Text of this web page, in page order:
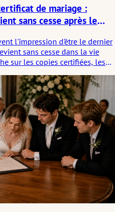
de mariage :
sans cesse après le
l'impression d'être le dernier
sans cesse dans la vie
sur les copies certifiées, les
les assurances et l'empreinte
la célébration.